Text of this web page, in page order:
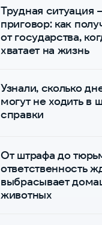
Трудная ситуация
приговор: как
от государства,
хватает на жизнь
Узнали, сколько
могут не ходить в
справки
От штрафа до
ответственность
выбрасывает
животных